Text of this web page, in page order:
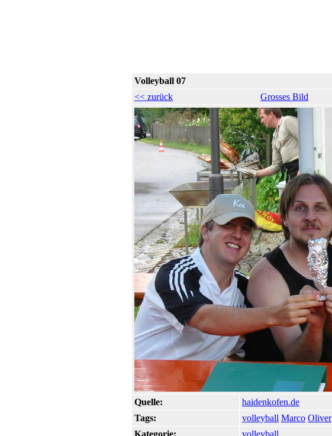
Volleyball 07
<< zurück
Grosses Bild
Quelle: haidenkofen.de
Tags:
volleyball Marco Oliver
Kategorie:
volleyball